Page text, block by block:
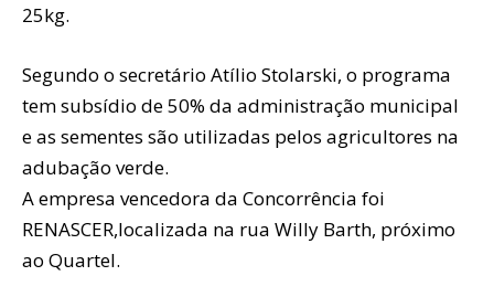
25kg.
Segundo o secretário Atílio Stolarski, o programa
tem subsídio de 50% da administração municipal
e as sementes são utilizadas pelos agricultores na
adubação verde.
A empresa vencedora da Concorrência foi
RENASCER,localizada na rua Willy Barth, próximo
ao Quartel.